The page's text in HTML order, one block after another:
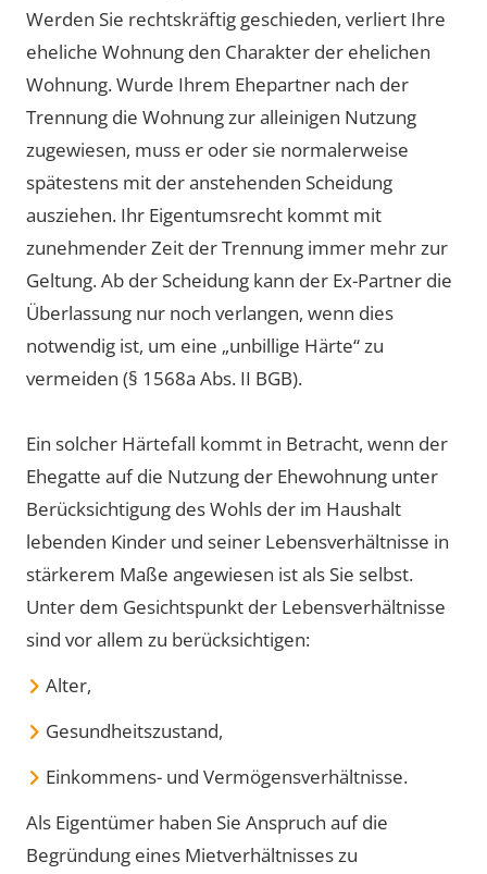
Werden Sie rechtskräftig geschieden, verliert Ihre
eheliche Wohnung den Charakter der ehelichen
Wohnung. Wurde Ihrem Ehepartner nach der
Trennung die Wohnung zur alleinigen Nutzung
zugewiesen, muss er oder sie normalerweise
spätestens mit der anstehenden Scheidung
ausziehen. Ihr Eigentumsrecht kommt mit
zunehmender Zeit der Trennung immer mehr zur
Geltung. Ab der Scheidung kann der Ex-Partner die
Überlassung nur noch verlangen, wenn dies
notwendig ist, um eine „unbillige Härte“ zu
vermeiden (§ 1568a Abs. II BGB).
Ein solcher Härtefall kommt in Betracht, wenn der
Ehegatte auf die Nutzung der Ehewohnung unter
Berücksichtigung des Wohls der im Haushalt
lebenden Kinder und seiner Lebensverhältnisse in
stärkerem Maße angewiesen ist als Sie selbst.
Unter dem Gesichtspunkt der Lebensverhältnisse
sind vor allem zu berücksichtigen:
Alter,
Gesundheitszustand,
Einkommens- und Vermögensverhältnisse.
Als Eigentümer haben Sie Anspruch auf die
Begründung eines Mietverhältnisses zu